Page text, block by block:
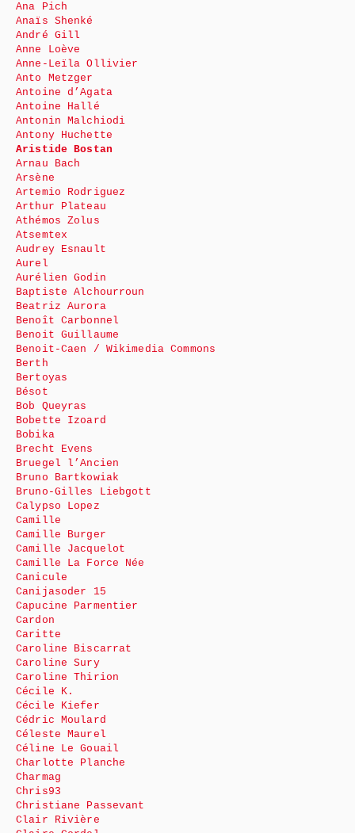
Ana Pich
Anaïs Shenké
André Gill
Anne Loève
Anne-Leïla Ollivier
Anto Metzger
Antoine d’Agata
Antoine Hallé
Antonin Malchiodi
Antony Huchette
Aristide Bostan
Arnau Bach
Arsène
Artemio Rodriguez
Arthur Plateau
Athémos Zolus
Atsemtex
Audrey Esnault
Aurel
Aurélien Godin
Baptiste Alchourroun
Beatriz Aurora
Benoît Carbonnel
Benoit Guillaume
Benoit-Caen / Wikimedia Commons
Berth
Bertoyas
Bésot
Bob Queyras
Bobette Izoard
Bobika
Brecht Evens
Bruegel l’Ancien
Bruno Bartkowiak
Bruno-Gilles Liebgott
Calypso Lopez
Camille
Camille Burger
Camille Jacquelot
Camille La Force Née
Canicule
Canijasoder 15
Capucine Parmentier
Cardon
Caritte
Caroline Biscarrat
Caroline Sury
Caroline Thirion
Cécile K.
Cécile Kiefer
Cédric Moulard
Céleste Maurel
Céline Le Gouail
Charlotte Planche
Charmag
Chris93
Christiane Passevant
Clair Rivière